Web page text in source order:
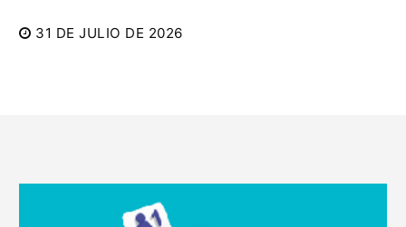
31 DE JULIO DE 2026